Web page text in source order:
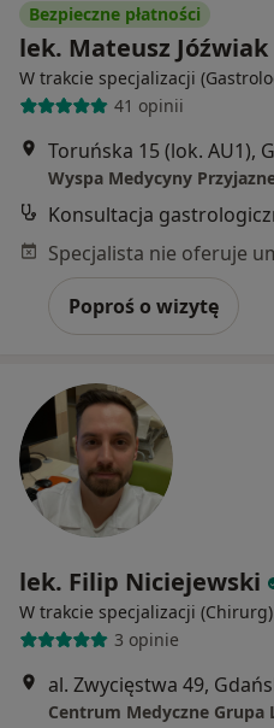
Bezpieczne płatności
lek. Mateusz Jóźwiak
W trakcie specjalizacji
41 opinii
Toruńska 15 (lok. AU1),
Wyspa Medycyny
Konsultacja
Poproś o wizytę
lek. Filip Niciejewski
W trakcie specjalizacji (Chirurg)
3 opinie
al. Zwycięstwa 49,